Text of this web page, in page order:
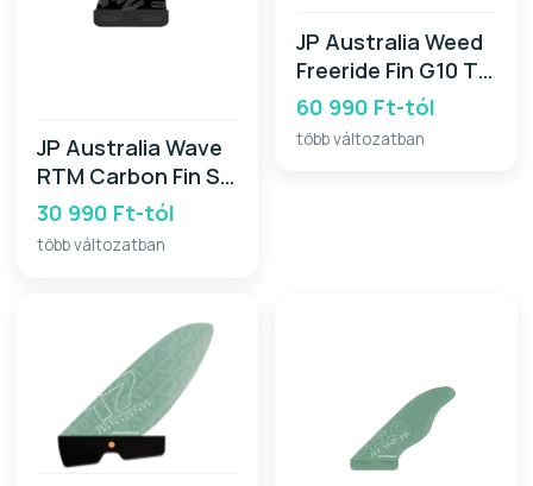
JP Australia Wave
RTM Carbon Fin SB
2026
30 990 Ft-tól
több változatban
JP Australia Weed
Freeride Fin G10 TT
2026
60 990 Ft-tól
több változatban